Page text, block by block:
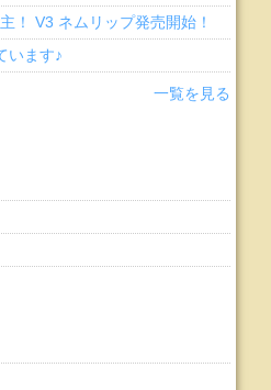
！ V3 ネムリップ発売開始！
います♪
一覧を見る